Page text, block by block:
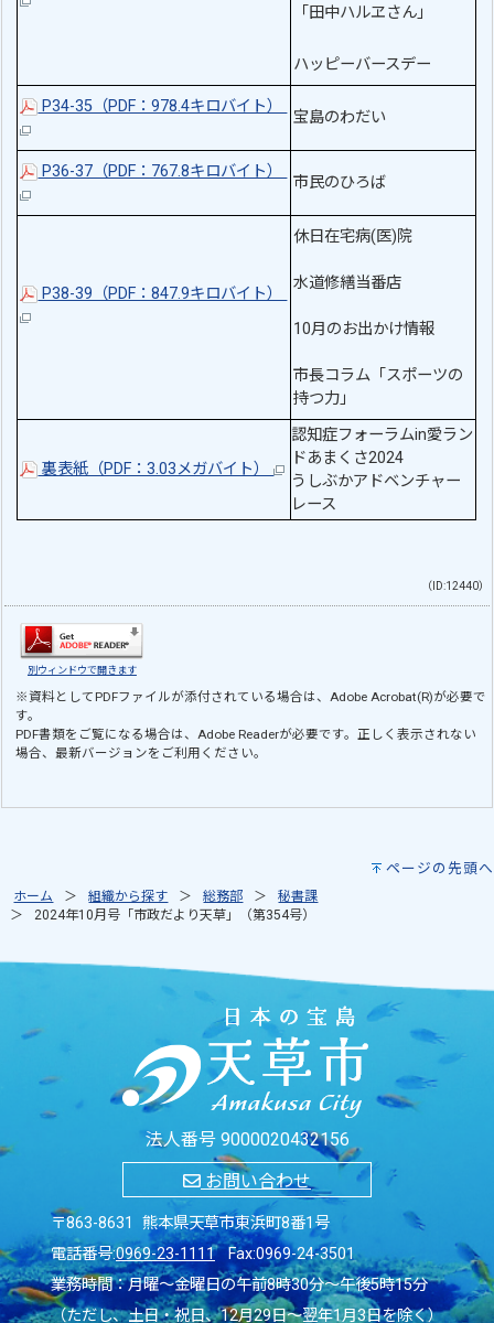
「田中ハルヱさん」
ハッピーバースデー
P34-35（PDF：978.4キロバイト）
宝島のわだい
P36-37（PDF：767.8キロバイト）
市民のひろば
P38-39（PDF：847.9キロバイト）
休日在宅病(医)院
水道修繕当番店
10月のお出かけ情報
市長コラム「スポーツの
持つ力」
裏表紙（PDF：3.03メガバイト）
認知症フォーラムin愛ラン
ドあまくさ2024
うしぶかアドベンチャー
レース
（ID:12440）
別ウィンドウで開きます
※資料としてPDFファイルが添付されている場合は、Adobe Acrobat(R)が必要で
す。
PDF書類をご覧になる場合は、Adobe Readerが必要です。正しく表示されない
場合、最新バージョンをご利用ください。
ページの先頭へ
ホーム 組織から探す 総務部
秘書課
2024年10月号「市政だより天草」（第354号）
法人番号 9000020432156
お問い合わせ
〒863-8631 熊本県天草市東浜町8番1号
電話番号:0969-23-1111Fax:0969-24-3501
業務時間：月曜～金曜日の午前8時30分～午後5時15分
（ただし、土日・祝日、12月29日～翌年1月3日を除く）